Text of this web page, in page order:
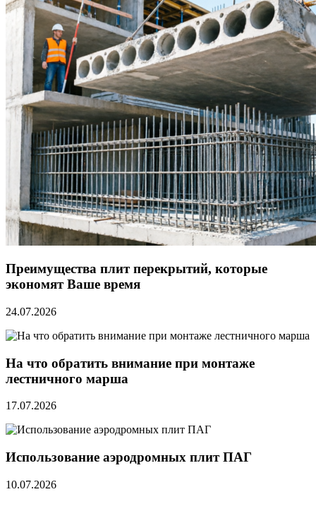
Преимущества плит перекрытий, которые
экономят Ваше время
24.07.2026
На что обратить внимание при монтаже
лестничного марша
17.07.2026
Использование аэродромных плит ПАГ
10.07.2026